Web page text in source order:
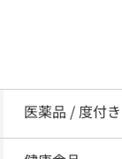
医薬品 / 度付